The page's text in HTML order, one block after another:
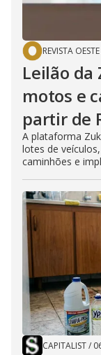
REVISTA OESTE
Leilão da
motos e
partir de
A plataforma
lotes de
caminhões e
CAPITALIST/